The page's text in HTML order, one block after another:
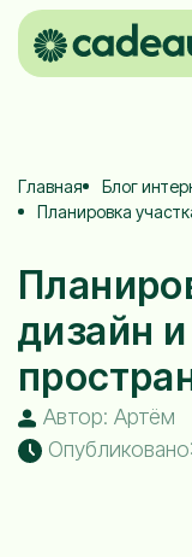
Главная
Блог
Планировка
дизайн
Автор: Артём